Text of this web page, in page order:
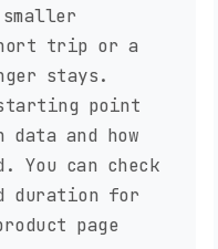
trip or a
stays.
point
data and how
You can check
duration for
page